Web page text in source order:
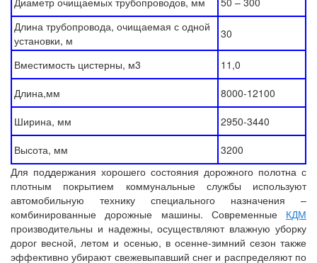
Длина трубопровода, очищаемая с одной
установки, м
30
Вместимость цистерны, м3
11,0
Длина,мм
8000-12100
Ширина, мм
2950-3440
Высота, мм
3200
Для поддержания хорошего состояния дорожного полотна с
плотным покрытием коммунальные службы используют
автомобильную технику специального назначения –
комбинированные дорожные машины. Современные КДМ
производительны и надежны, осуществляют влажную уборку
дорог весной, летом и осенью, в осенне-зимний сезон также
эффективно убирают свежевыпавший снег и распределяют по